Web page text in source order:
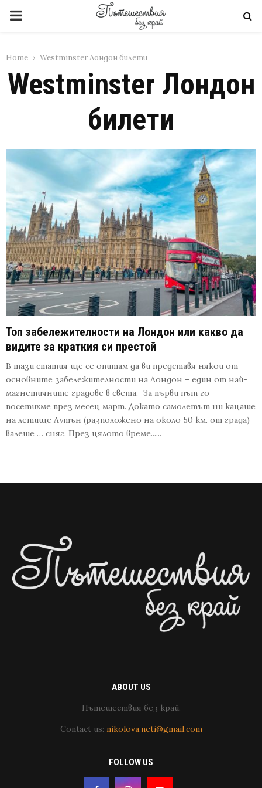
PRIMARY
Home Westminster Лондон билети
Westminster Лондон
билети
Топ забележителности на Лондон или какво да
видите за краткия си престой
В тази статия ще се опитам да ви представя някои от
основните забележителности на Лондон – един от най-
магнетичните градове в света. За първи път го
посетихме през месец март. Докато самолетът ни кацаше
на летище Лутън (разположено на около 50 км. от града)
валеше … сняг. През цялото време......
ABOUT US
Пътешествия без край.
Contact us: nikolova.neti@gmail.com
FOLLOW US